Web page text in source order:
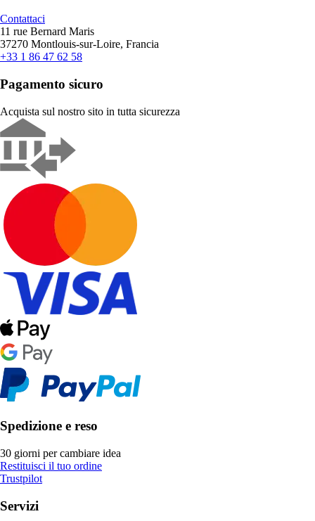
Contattaci
11 rue Bernard Maris
37270 Montlouis-sur-Loire, Francia
+33 1 86 47 62 58
Pagamento sicuro
Acquista sul nostro sito in tutta sicurezza
Spedizione e reso
30 giorni per cambiare idea
Restituisci il tuo ordine
Trustpilot
Servizi